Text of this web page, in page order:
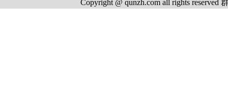
Copyright @ qunzh.com all rights